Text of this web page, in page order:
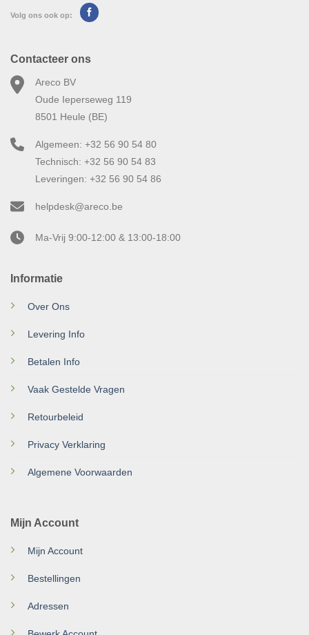
Volg ons ook op:
Informatie
Over Ons
Levering Info
Betalen Info
Vaak Gestelde Vragen
Retourbeleid
Privacy Verklaring
Algemene Voorwaarden
Mijn Account
Mijn Account
Bestellingen
Adressen
Contacteer ons
Areco BV
Oude Ieperseweg 119
8501 Heule (BE)
Algemeen: +32 56 90 54 80
Technisch: +32 56 90 54 83
Leveringen: +32 56 90 54 86
helpdesk@areco.be
Ma-Vrij 9:00-12:00 & 13:00-18:00